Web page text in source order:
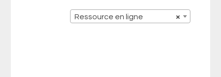
×
Ressource en ligne